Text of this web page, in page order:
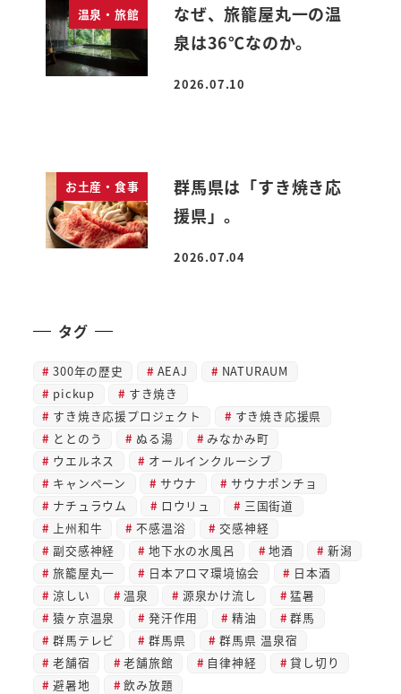
温泉・旅館
なぜ、旅籠屋丸一の温
泉は36℃なのか。
投稿日
2026.07.10
お土産・食事
群馬県は「すき焼き応
援県」。
投稿日
2026.07.04
タグ
300年の歴史 AEAJ
NATURAUM
pickup
すき焼き
すき焼き応援プロジェクト
すき焼き応援県
ととのう
ぬる湯
みなかみ町
ウエルネス
オールインクルーシブ
キャンペーン
サウナ
サウナポンチョ
ナチュラウム
ロウリュ
三国街道
上州和牛
不感温浴
交感神経
副交感神経
地下水の水風呂 地酒
新潟
旅籠屋丸一
日本アロマ環境協会
日本酒
涼しい
温泉 源泉かけ流し
猛暑
猿ヶ京温泉
発汗作用 精油
群馬
群馬テレビ
群馬県
群馬県 温泉宿
老舗宿
老舗旅館 自律神経
貸し切り
避暑地
飲み放題